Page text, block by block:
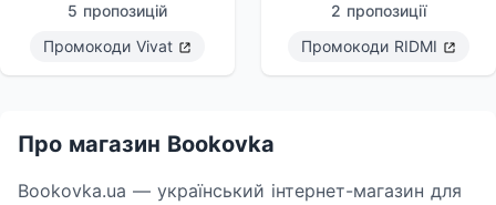
5 пропозицій
Промокоди Vivat
2 пропозиції
Промокоди RIDMI
Про магазин Bookovka
Bookovka.ua — український інтернет-магазин для